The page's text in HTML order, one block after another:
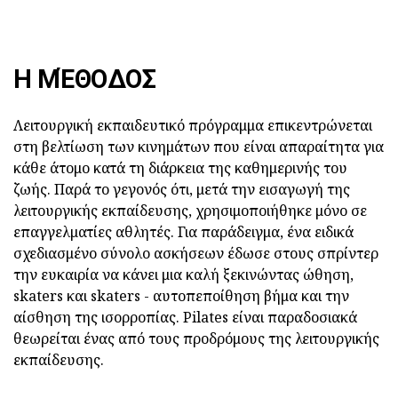
Η ΜΈΘΟΔΟΣ
Λειτουργική εκπαιδευτικό πρόγραμμα επικεντρώνεται
στη βελτίωση των κινημάτων που είναι απαραίτητα για
κάθε άτομο κατά τη διάρκεια της καθημερινής του
ζωής. Παρά το γεγονός ότι, μετά την εισαγωγή της
λειτουργικής εκπαίδευσης, χρησιμοποιήθηκε μόνο σε
επαγγελματίες αθλητές. Για παράδειγμα, ένα ειδικά
σχεδιασμένο σύνολο ασκήσεων έδωσε στους σπρίντερ
την ευκαιρία να κάνει μια καλή ξεκινώντας ώθηση,
skaters και skaters - αυτοπεποίθηση βήμα και την
αίσθηση της ισορροπίας. Pilates είναι παραδοσιακά
θεωρείται ένας από τους προδρόμους της λειτουργικής
εκπαίδευσης.